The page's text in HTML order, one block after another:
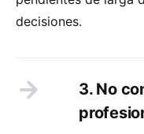
decisiones.
3. No